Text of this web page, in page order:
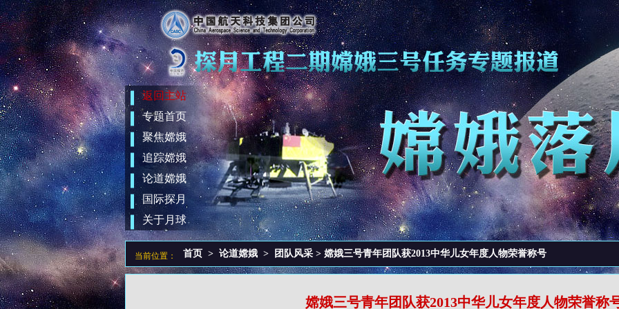
返回主站
专题首页
聚焦嫦娥
追踪嫦娥
论道嫦娥
国际探月
关于月球
当前位置： 首页 > 论道嫦娥 > 团队风采 > 嫦娥三号青年团队获2013中华儿女年度人物荣誉称号
嫦娥三号青年团队获2013中华儿女年度人物荣誉称